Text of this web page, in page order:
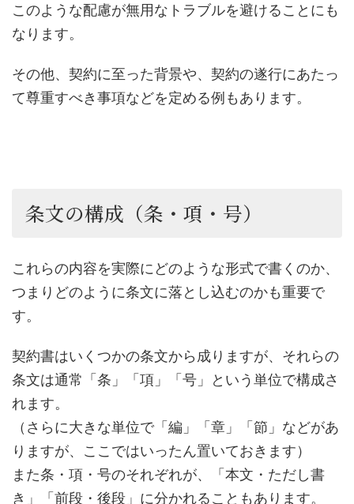
このような配慮が無用なトラブルを避けることにも
なります。
その他、契約に至った背景や、契約の遂行にあたっ
て尊重すべき事項などを定める例もあります。
条文の構成（条・項・号）
これらの内容を実際にどのような形式で書くのか、
つまりどのように条文に落とし込むのかも重要で
す。
契約書はいくつかの条文から成りますが、それらの
条文は通常「条」「項」「号」という単位で構成さ
れます。
（さらに大きな単位で「編」「章」「節」などがあ
りますが、ここではいったん置いておきます）
また条・項・号のそれぞれが、「本文・ただし書
き」「前段・後段」に分かれることもあります。